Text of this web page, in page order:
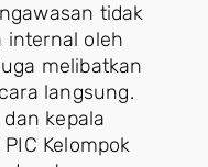
tidak
internal oleh
melibatkan
langsung.
kepala
Kelompok